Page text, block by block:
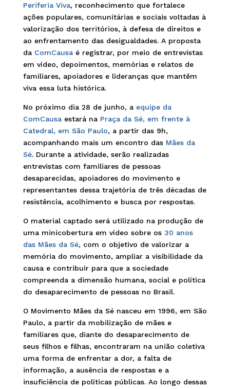
Periferia Viva, reconhecimento que fortalece
ações populares, comunitárias e sociais voltadas à
valorização dos territórios, à defesa de direitos e
ao enfrentamento das desigualdades. A proposta
da ComCausaé registrar, por meio de entrevistas
em vídeo, depoimentos, memórias e relatos de
familiares, apoiadores e lideranças que mantêm
viva essa luta histórica.
No próximo dia 28 de junho, a equipe da
ComCausaestará na Praça da Sé, em frente à
Catedral, em São Paulo, a partir das 9h,
acompanhando mais um encontro das Mães da
Sé. Durante a atividade, serão realizadas
entrevistas com familiares de pessoas
desaparecidas, apoiadores do movimento e
representantes dessa trajetória de três décadas de
resistência, acolhimento e busca por respostas.
O material captado será utilizado na produção de
uma minicobertura em vídeo sobre os 30 anos
das Mães da Sé, com o objetivo de valorizar a
memória do movimento, ampliar a visibilidade da
causa e contribuir para que a sociedade
compreenda a dimensão humana, social e política
do desaparecimento de pessoas no Brasil.
O Movimento Mães da Sé nasceu em 1996, em São
Paulo, a partir da mobilização de mães e
familiares que, diante do desaparecimento de
seus filhos e filhas, encontraram na união coletiva
uma forma de enfrentar a dor, a falta de
informação, a ausência de respostas e a
insuficiência de políticas públicas. Ao longo dessas